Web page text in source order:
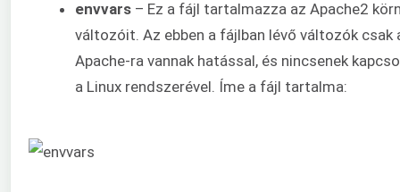
envvars – Ez a fájl tartalmazza az Apache2
változóit. Az ebben a fájlban lévő változók csak
Apache-ra vannak hatással, és nincsenek
a Linux rendszerével. Íme a fájl tartalma: